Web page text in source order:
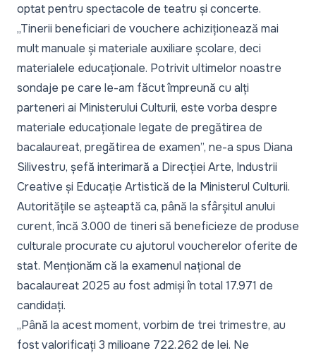
optat pentru spectacole de teatru și concerte.
„Tinerii beneficiari de vouchere achiziționează mai
mult manuale și materiale auxiliare școlare, deci
materialele educaționale. Potrivit ultimelor noastre
sondaje pe care le-am făcut împreună cu alți
parteneri ai Ministerului Culturii, este vorba despre
materiale educaționale legate de pregătirea de
bacalaureat, pregătirea de examen”, ne-a spus Diana
Silivestru, șefă interimară a Direcției Arte, Industrii
Creative și Educație Artistică de la Ministerul Culturii.
Autoritățile se așteaptă ca, până la sfârșitul anului
curent, încă 3.000 de tineri să beneficieze de produse
culturale procurate cu ajutorul voucherelor oferite de
stat. Menționăm că la examenul național de
bacalaureat 2025 au fost admiși în total 17.971 de
candidați.
„Până la acest moment, vorbim de trei trimestre, au
fost valorificați 3 milioane 722.262 de lei. Ne